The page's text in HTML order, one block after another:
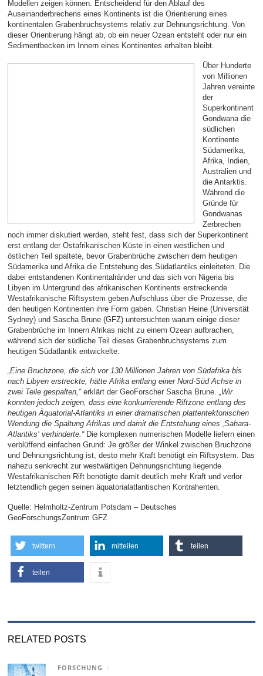
Modellen zeigen können. Entscheidend für den Ablauf des
Auseinanderbrechens eines Kontinents ist die Orientierung eines
kontinentalen Grabenbruchsystems relativ zur Dehnungsrichtung. Von
dieser Orientierung hängt ab, ob ein neuer Ozean entsteht oder nur ein
Sedimentbecken im Innern eines Kontinentes erhalten bleibt.
Über Hunderte
von Millionen
Jahren vereinte
der
Superkontinent
Gondwana die
südlichen
Kontinente
Südamerika,
Afrika, Indien,
Australien und
die Antarktis.
Während die
Gründe für
Gondwanas
Zerbrechen
noch immer diskutiert werden, steht fest, dass sich der Superkontinent
erst entlang der Ostafrikanischen Küste in einen westlichen und
östlichen Teil spaltete, bevor Grabenbrüche zwischen dem heutigen
Südamerika und Afrika die Entstehung des Südatlantiks einleiteten. Die
dabei entstandenen Kontinentalränder und das sich von Nigeria bis
Libyen im Untergrund des afrikanischen Kontinents erstreckende
Westafrikanische Riftsystem geben Aufschluss über die Prozesse, die
den heutigen Kontinenten ihre Form gaben. Christian Heine (Universität
Sydney) und Sascha Brune (GFZ) untersuchten warum einige dieser
Grabenbrüche im Innern Afrikas nicht zu einem Ozean aufbrachen,
während sich der südliche Teil dieses Grabenbruchsystems zum
heutigen Südatlantik entwickelte.
„Eine Bruchzone, die sich vor 130 Millionen Jahren von Südafrika bis
nach Libyen erstreckte, hätte Afrika entlang einer Nord-Süd Achse in
zwei Teile gespalten,“erklärt der GeoForscher Sascha Brune.„Wir
konnten jedoch zeigen, dass eine konkurrierende Riftzone entlang des
heutigen Äquatorial-Atlantiks in einer dramatischen plattentektonischen
Wendung die Spaltung Afrikas und damit die Entstehung eines ‚Sahara-
Atlantiks‘ verhinderte.“Die komplexen numerischen Modelle liefern einen
verblüffend einfachen Grund: Je größer der Winkel zwischen Bruchzone
und Dehnungsrichtung ist, desto mehr Kraft benötigt ein Riftsystem. Das
nahezu senkrecht zur westwärtigen Dehnungsrichtung liegende
Westafrikanischen Rift benötigte damit deutlich mehr Kraft und verlor
letztendlich gegen seinen äquatorialatlantischen Kontrahenten.
Quelle: Helmholtz-Zentrum Potsdam – Deutsches
GeoForschungsZentrum GFZ
twittern mitteilen teilen
teilen
RELATED POSTS
FORSCHUNG /